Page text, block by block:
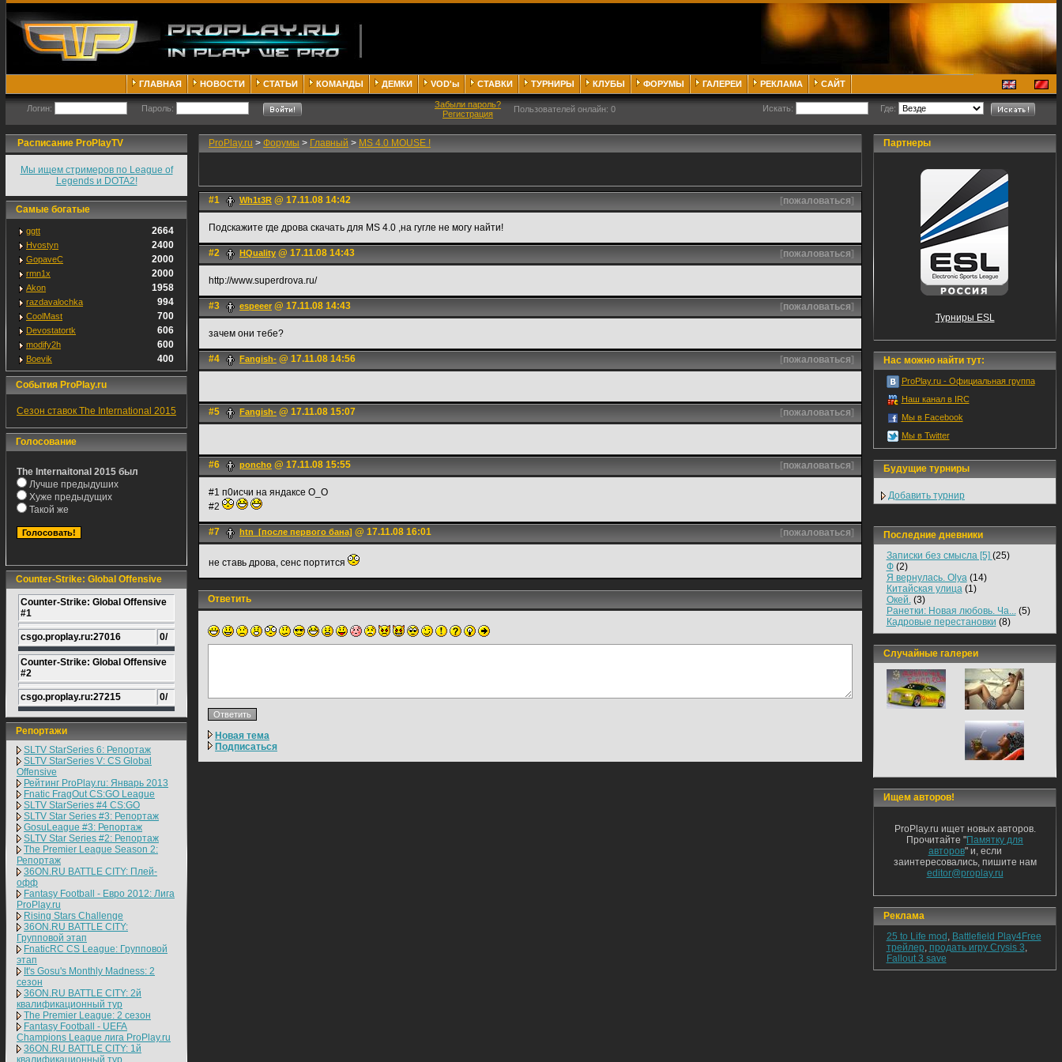
ГЛАВНАЯ НОВОСТИ СТАТЬИ КОМАНДЫ ДЕМКИ VOD'ы СТАВКИ ТУРНИРЫ КЛУБЫ ФОРУМЫ ГАЛЕРЕИ РЕКЛАМА САЙТ
Логин: Пароль:
Забыли пароль?
Регистрация
Пользователей онлайн: 0 Искать: Где:
Расписание ProPlayTV
Мы ищем стримеров по League of
Legends и DOTA2!
Самые богатые
ggtt 2664
Hvostyn 2400
GopaveC 2000
rmn1x 2000
Akon 1958
razdavalochka 994
CoolMast 700
Devostatortk 606
modify2h 600
Boevik 400
События ProPlay.ru
Сезон ставок The International 2015
Голосование
The Internaitonal 2015 был
Лучше предыдуших
Хуже предыдущих
Такой же
Counter-Strike: Global Offensive
Counter-Strike: Global Offensive
#1
csgo.proplay.ru:27016 0/
Counter-Strike: Global Offensive
#2
csgo.proplay.ru:27215 0/
Репортажи
SLTV StarSeries 6: Репортаж
SLTV StarSeries V: CS Global
Offensive
Рейтинг ProPlay.ru: Январь 2013
Fnatic FragOut CS:GO League
SLTV StarSeries #4 CS:GO
SLTV Star Series #3: Репортаж
GosuLeague #3: Репортаж
SLTV Star Series #2: Репортаж
The Premier League Season 2:
Репортаж
36ON.RU BATTLE CITY: Плей-
офф
Fantasy Football - Евро 2012: Лига
ProPlay.ru
Rising Stars Challenge
36ON.RU BATTLE CITY:
Групповой этап
FnaticRC CS League: Групповой
этап
It's Gosu's Monthly Madness: 2
сезон
36ON.RU BATTLE CITY: 2й
квалификационный тур
The Premier League: 2 cезон
Fantasy Football - UEFA
Champions League лига ProPlay.ru
36ON.RU BATTLE CITY: 1й
квалификационный тур
ProPlay.ru > Форумы > Главный > MS 4.0 MOUSE !
#1 Wh1t3R @ 17.11.08 14:42 [пожаловаться]
Подскажите где дрова скачать для MS 4.0 ,на гугле не могу найти!
#2 HQuality @ 17.11.08 14:43 [пожаловаться]
http://www.superdrova.ru/
#3 espeeer @ 17.11.08 14:43 [пожаловаться]
зачем они тебе?
#4 Fangish- @ 17.11.08 14:56 [пожаловаться]
#5 Fangish- @ 17.11.08 15:07 [пожаловаться]
#6 poncho @ 17.11.08 15:55 [пожаловаться]
#1 п0исчи на яндаксе О_О
#2
#7 htn_[после первого бана] @ 17.11.08 16:01 [пожаловаться]
не ставь дрова, сенс портится
Ответить
Новая тема
Подписаться
Партнеры
Турниры ESL
Нас можно найти тут:
ProPlay.ru - Официальная группа
Наш канал в IRC
Мы в Facebook
Мы в Twitter
Будущие турниры
Добавить турнир
Последние дневники
Записки без смысла [5] (25)
Ф(2)
Я вернулась. Olya(14)
Китайская улица(1)
Окей.(3)
Ранетки: Новая любовь. Ча...(5)
Кадровые перестановки (8)
Случайные галереи
Ищем авторов!
ProPlay.ru ищет новых авторов.
Прочитайте "Памятку для
авторов" и, если
заинтересовались, пишите нам
editor@proplay.ru
Реклама
25 to Life mod , Battlefield Play4Free
трейлер, продать игру Crysis 3,
Fallout 3 save